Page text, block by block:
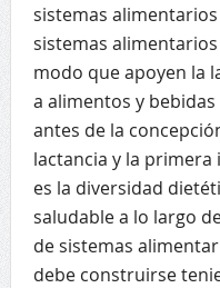
sistemas
sistemas
modo que apoyen la
a alimentos y
antes de la
lactancia y la
es la diversidad
saludable a lo largo
de sistemas
debe construirse